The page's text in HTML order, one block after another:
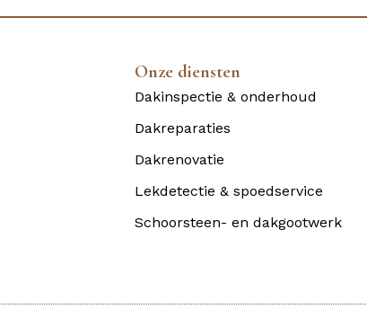
Onze diensten
Dakinspectie & onderhoud
Dakreparaties
Dakrenovatie
Lekdetectie & spoedservice
Schoorsteen- en dakgootwerk